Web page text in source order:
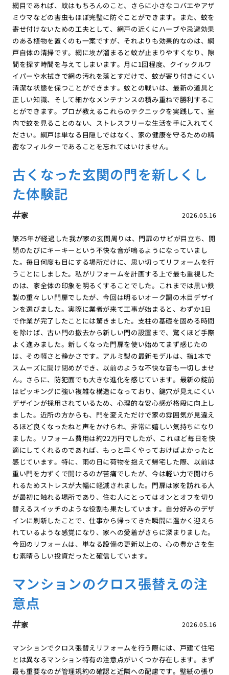
網目であれば、蚊はもちろんのこと、さらに小さなコバエやアザ
ミウマなどの害虫もほぼ完璧に防ぐことができます。また、蚊を
寄せ付けないための工夫として、網戸の近くにハーブや忌避効果
のある植物を置くのも一案ですが、それよりも効果的なのは、網
戸自体の清掃です。網に埃が溜まると蚊が止まりやすくなり、隙
間を探す時間を与えてしまいます。月に1回程度、クイックルワ
イパーや水拭きで網の汚れを落とすだけで、蚊が寄り付きにくい
清潔な状態を保つことができます。蚊との戦いは、最新の道具と
正しい知識、そして細かなメンテナンスの積み重ねで勝利するこ
とができます。プロが教えるこれらのテクニックを実践して、室
内で蚊を見ることのない、ストレスフリーな生活を手に入れてく
ださい。網戸は単なる目隠しではなく、家の健康を守るための精
密なフィルターであることを忘れてはいけません。
古くなった玄関の門を新しくし
た体験記
2026.05.16
家
築25年が経過した我が家の玄関周りは、門扉のサビが目立ち、開
閉のたびにキーキーという不快な音が鳴るようになっていまし
た。毎日何度も目にする場所だけに、思い切ってリフォームを行
うことにしました。私がリフォームを計画する上で最も重視した
のは、家全体の印象を明るくすることでした。これまでは黒い鉄
製の重々しい門扉でしたが、今回は明るいオーク調の木目デザイ
ンを選びました。実際に業者が来て工事が始まると、わずか1日
で作業が完了したことには驚きました。支柱の基礎を固める時間
を除けば、古い門の撤去から新しい門の設置まで、驚くほど手際
よく進みました。新しくなった門扉を使い始めてまず感じたの
は、その軽さと静かさです。アルミ製の最新モデルは、指1本で
スムーズに開け閉めができ、以前のような不快な音も一切しませ
ん。さらに、防犯面でも大きな進化を感じています。最新の錠前
はピッキングに強い複雑な構造になっており、鍵穴が見えにくい
デザインが採用されているため、心理的な安心感が格段に向上し
ました。近所の方からも、門を変えただけで家の雰囲気が見違え
るほど良くなったねと声をかけられ、非常に嬉しい気持ちになり
ました。リフォーム費用は約22万円でしたが、これほど毎日を快
適にしてくれるのであれば、もっと早くやっておけばよかったと
感じています。特に、雨の日に荷物を抱えて帰宅した際、以前は
重い門を力ずくで開けるのが苦痛でしたが、今は軽い力で開けら
れるためストレスが大幅に軽減されました。門扉は家を訪れる人
が最初に触れる場所であり、住む人にとってはオンとオフを切り
替えるスイッチのような役割も果たしています。自分好みのデザ
インに刷新したことで、仕事から帰ってきた瞬間に温かく迎えら
れているような感覚になり、家への愛着がさらに深まりました。
今回のリフォームは、単なる設備の更新以上の、心の豊かさを生
む素晴らしい投資だったと確信しています。
マンションのクロス張替えの注
意点
2026.05.16
家
マンションでクロス張替えリフォームを行う際には、戸建て住宅
とは異なるマンション特有の注意点がいくつか存在します。まず
最も重要なのが管理規約の確認と近隣への配慮です。壁紙の張り